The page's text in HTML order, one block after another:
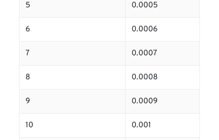
5 0.0005
6 0.0006
7 0.0007
8 0.0008
9 0.0009
10 0.001